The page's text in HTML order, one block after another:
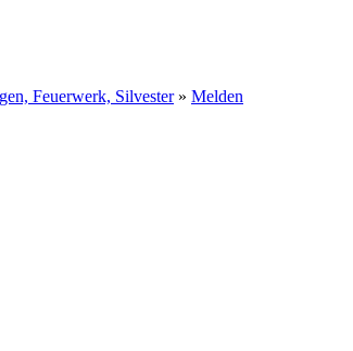
Feuerwerk, Silvester» Melden